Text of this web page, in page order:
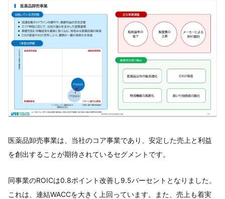
医薬品卸売事業は、当社のコア事業であり、安定した売上と利益
を創出することが期待されているセグメントです。
同事業のROICは0.8ポイント改善し9.5パーセントとなりました。
これは、連結WACCを大きく上回っています。また、売上も着実